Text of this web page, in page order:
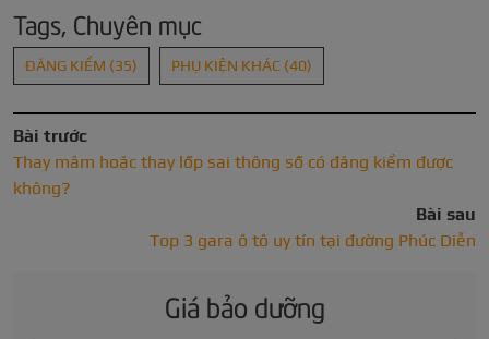
Tags, Chuyên mục
ĐĂNG KIỂM (35) PHỤ KIỆN KHÁC (40)
Bài trước
Thay mâm hoặc thay lốp sai thông số có đăng kiểm được
không?
Bài sau
Top 3 gara ô tô uy tín tại đường Phúc Diễn
Giá bảo dưỡng